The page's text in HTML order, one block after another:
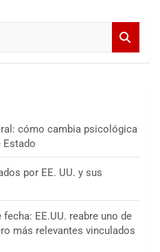
cómo cambia psicológica
Estado
por EE. UU. y sus
EE.UU. reabre uno de
más relevantes vinculados